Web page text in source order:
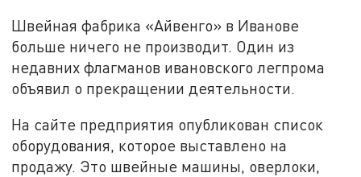
Швейная фабрика «Айвенго» в Иванове
больше ничего не производит. Один из
недавних флагманов ивановского легпрома
объявил о прекращении деятельности.
На сайте предприятия опубликован список
оборудования, которое выставлено на
продажу. Это швейные машины, оверлоки,